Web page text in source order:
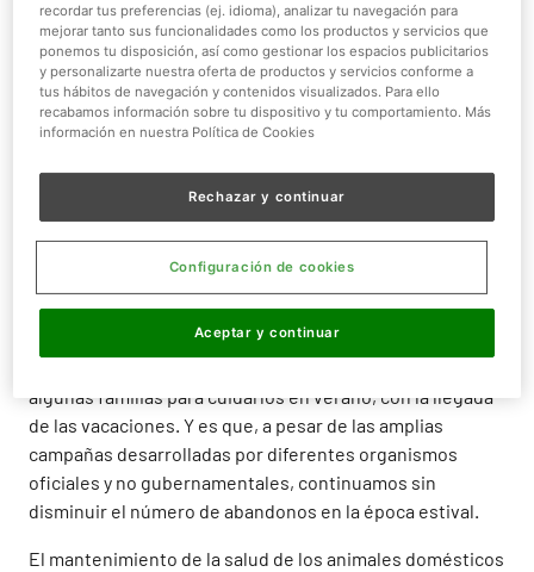
animales han sido abandonados en España a lo largo de
2013, lo cual nos convierte en el país con la tasa más alta
de toda la Unión Europea.
Desde Parque de Naturaleza Faunia y Zoo Aquarium de
concienciar de la necesidad de cuidar y proteger a
nuestras mascotas. Pues, desde el inicio de la crisis
forma notable y el 15% de ellos se produce por causas
económicas, según un estudio difundido por Kiwoko.
Otro de los factores por los que las mascotas son
algunas familias para cuidarlos en verano, con la llegada
de las vacaciones. Y es que, a pesar de las amplias
campañas desarrolladas por diferentes organismos
oficiales y no gubernamentales, continuamos sin
disminuir el número de abandonos en la época estival.
El mantenimiento de la salud de los animales domésticos
recordar tus preferencias (ej. idioma), analizar tu navegación para
mejorar tanto sus funcionalidades como los productos y servicios que
ponemos tu disposición, así como gestionar los espacios publicitarios
y personalizarte nuestra oferta de productos y servicios conforme a
tus hábitos de navegación y contenidos visualizados. Para ello
recabamos información sobre tu dispositivo y tu comportamiento. Más
información en nuestra Política de Cookies
Rechazar y continuar
Aceptar y continuar
Configuración de cookies